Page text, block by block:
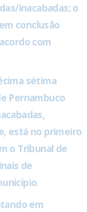
inacabadas; o
conclusão
com
sétima
Pernambuco
está no primeiro
o Tribunal de
de
.
em